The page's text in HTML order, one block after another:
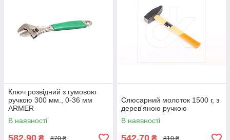
Ключ розвідний з гумовою
ручкою 300 мм., 0-36 мм
ARMER
В наявності
870 ₴
Слюсарний молоток 1500 г, з
дерев'яною ручкою
В наявності
810 ₴